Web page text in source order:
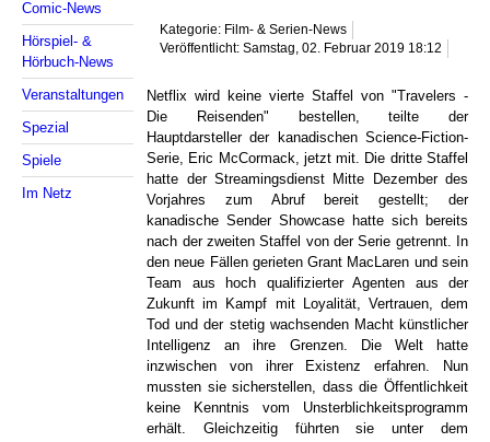
Comic-News
Hörspiel- &
Hörbuch-News
Veranstaltungen
Spezial
Spiele
Im Netz
Kategorie: Film- & Serien-News
Veröffentlicht: Samstag, 02. Februar 2019 18:12
Netflix wird keine vierte Staffel von "Travelers -
Die Reisenden" bestellen, teilte der
Hauptdarsteller der kanadischen Science-Fiction-
Serie, Eric McCormack, jetzt mit. Die dritte Staffel
hatte der Streamingsdienst Mitte Dezember des
Vorjahres zum Abruf bereit gestellt; der
kanadische Sender Showcase hatte sich bereits
nach der zweiten Staffel von der Serie getrennt. In
den neue Fällen gerieten Grant MacLaren und sein
Team aus hoch qualifizierter Agenten aus der
Zukunft im Kampf mit Loyalität, Vertrauen, dem
Tod und der stetig wachsenden Macht künstlicher
Intelligenz an ihre Grenzen. Die Welt hatte
inzwischen von ihrer Existenz erfahren. Nun
mussten sie sicherstellen, dass die Öffentlichkeit
keine Kenntnis vom Unsterblichkeitsprogramm
erhält. Gleichzeitig führten sie unter dem